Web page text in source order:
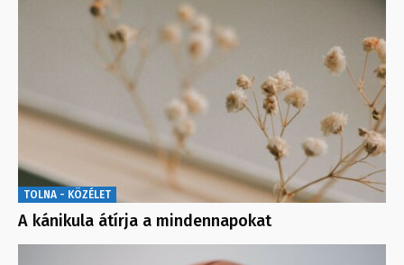
TOLNA - KÖZÉLET
A kánikula átírja a mindennapokat